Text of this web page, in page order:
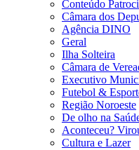
Conteúdo
Câmara dos
Agência DINO
Geral
Ilha Solteira
Câmara de
Executivo
Futebol &
Região Noroeste
De olho na
Aconteceu?
Cultura e Lazer